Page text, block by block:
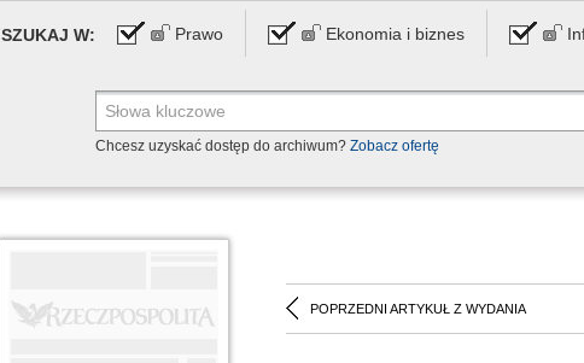
SZUKAJ W: Prawo Ekonomia i biznes
Chcesz uzyskać dostęp do archiwum? Zobacz ofertę
POPRZEDNI ARTYKUŁ Z WYDANIA